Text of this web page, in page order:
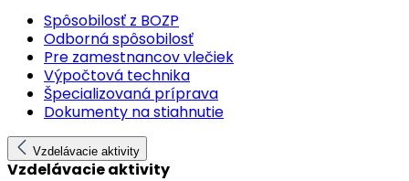
Spôsobilosť z BOZP
Odborná spôsobilosť
Pre zamestnancov vlečiek
Výpočtová technika
Špecializovaná príprava
Dokumenty na stiahnutie
Vzdelávacie aktivity
Vzdelávacie aktivity